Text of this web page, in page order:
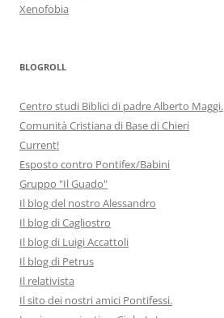
Xenofobia
BLOGROLL
Centro studi Biblici di padre Alberto Maggi.
Comunità Cristiana di Base di Chieri
Current!
Esposto contro Pontifex/Babini
Gruppo "Il Guado"
Il blog del nostro Alessandro
Il blog di Cagliostro
Il blog di Luigi Accattoli
Il blog di Petrus
Il relativista
Il sito dei nostri amici Pontifessi.